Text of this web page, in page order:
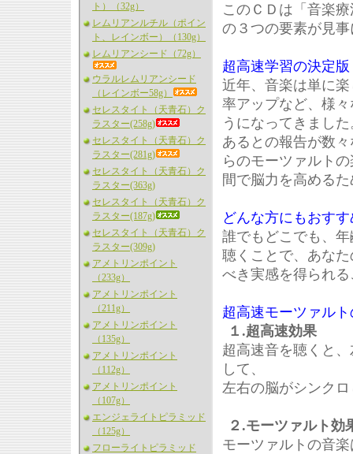
ト）（32g）
レムリアンルチル（ポイン
ト、レインボー）（130g）
レムリアンシード（72g）
ウラルレムリアンシード
（レインボー58g）
セレスタイト（天青石）ク
ラスター(258g)
セレスタイト（天青石）ク
ラスター(281g)
セレスタイト（天青石）ク
ラスター(363g)
セレスタイト（天青石）ク
ラスター(187g)
セレスタイト（天青石）ク
ラスター(309g)
アメトリンポイント
（233g）
アメトリンポイント
（211g）
アメトリンポイント
（135g）
アメトリンポイント
（112g）
アメトリンポイント
（107g）
エンジェライトピラミッド
（125g）
フローライトピラミッド
このＣＤは「音楽
の３つの要素が見
超高速学習の決定版
近年、音楽は単に
率アップなど、様
うになってきまし
あるとの報告が数
らのモーツァルト
間で脳力を高める
どんな方にもおす
誰でもどこでも、
聴くことで、あな
べき実感を得られ
超高速モーツァル
１.超高速効果
超高速音を聴くと
して、
左右の脳がシンク
２.モーツァルト効
モーツァルトの音